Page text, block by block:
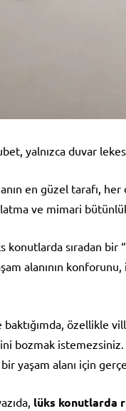
yalnızca duvar
en güzel tarafı,
ve mimari
konutlarda sıradan
alanının
özellikle
bozmak istemezsiniz.
yaşam alanı için
lüks konutlarda